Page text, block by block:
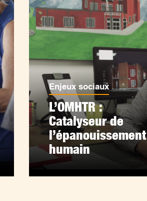
Enjeux sociaux
L’OMHTR :
Catalyseur de
l’épanouissement
humain